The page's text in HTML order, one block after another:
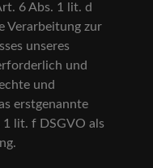
6 Abs. 1 lit. d
Verarbeitung zur
unseres
und
und
erstgenannte
1 lit. f DSGVO als